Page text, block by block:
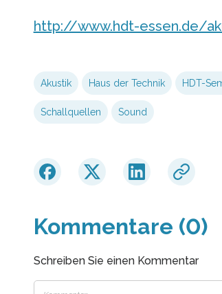
http://www.hdt-essen.de/
Akustik Haus der Technik HDT-
Schallquellen Sound
Kommentare (0)
Schreiben Sie einen Kommentar